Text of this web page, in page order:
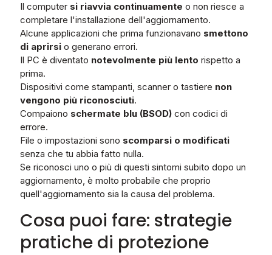
Il computer si riavvia continuamente o non riesce a
completare l'installazione dell'aggiornamento.
Alcune applicazioni che prima funzionavano smettono
di aprirsi o generano errori.
Il PC è diventato notevolmente più lento rispetto a
prima.
Dispositivi come stampanti, scanner o tastiere non
vengono più riconosciuti.
Compaiono schermate blu (BSOD) con codici di
errore.
File o impostazioni sono scomparsi o modificati
senza che tu abbia fatto nulla.
Se riconosci uno o più di questi sintomi subito dopo un
aggiornamento, è molto probabile che proprio
quell'aggiornamento sia la causa del problema.
Cosa puoi fare: strategie
pratiche di protezione